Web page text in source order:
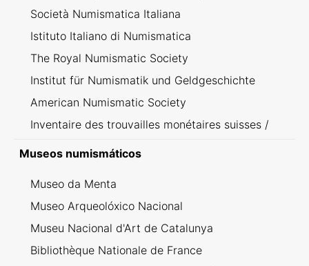
Società Numismatica Italiana
Istituto Italiano di Numismatica
The Royal Numismatic Society
Institut für Numismatik und Geldgeschichte
American Numismatic Society
Inventaire des trouvailles monétaires suisses /
Museos numismáticos
Museo da Menta
Museo Arqueolóxico Nacional
Museu Nacional d'Art de Catalunya
Bibliothèque Nationale de France